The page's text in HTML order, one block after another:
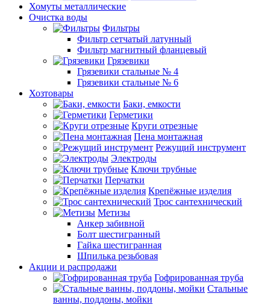
Хомуты металлические
Очистка воды
Фильтры
Фильтр сетчатый латунный
Фильтр магнитный фланцевый
Грязевики
Грязевики стальные № 4
Грязевики стальные № 6
Хозтовары
Баки, емкости
Герметики
Круги отрезные
Пена монтажная
Режущий инструмент
Электроды
Ключи трубные
Перчатки
Крепёжные изделия
Трос сантехнический
Метизы
Анкер забивной
Болт шестигранный
Гайка шестигранная
Шпилька резьбовая
Акции и распродажи
Гофрированная труба
Стальные
ванны, поддоны, мойки